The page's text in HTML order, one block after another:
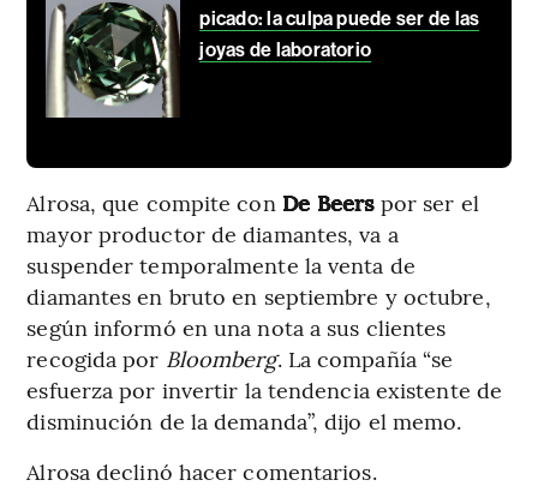
picado: la culpa puede ser de las
joyas de laboratorio
Alrosa, que compite con De Beerspor ser el
mayor productor de diamantes, va a
suspender temporalmente la venta de
diamantes en bruto en septiembre y octubre,
según informó en una nota a sus clientes
recogida por Bloomberg. La compañía “se
esfuerza por invertir la tendencia existente de
disminución de la demanda”, dijo el memo.
Alrosa declinó hacer comentarios.